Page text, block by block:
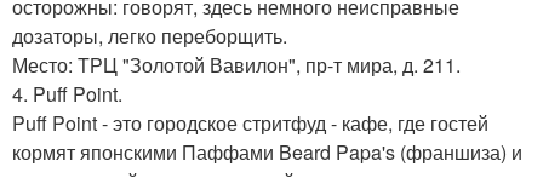
осторожны: говорят, здесь немного неисправные
дозаторы, легко переборщить.
Место: ТРЦ "Золотой Вавилон", пр-т мира, д. 211.
4. Puff Point.
Puff Point - это городское стритфуд - кафе, где гостей
кормят японскими Паффами Beard Papa's (франшиза) и